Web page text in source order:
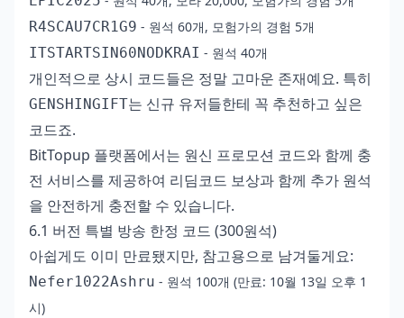
R4SCAU7CR1G9 - 원석 60개, 모험가의 경험 5개
ITSTARTSIN60NODKRAI - 원석 40개
개인적으로 상시 코드들은 정말 고마운 존재예요. 특히
GENSHINGIFT는 신규 유저들한테 꼭 추천하고 싶은
코드죠.
BitTopup 플랫폼에서는 원신 프로모션 코드와 함께 충
전 서비스를 제공하여 리딤코드 보상과 함께 추가 원석
을 안전하게 충전할 수 있습니다.
6.1 버전 특별 방송 한정 코드 (300원석)
아쉽게도 이미 만료됐지만, 참고용으로 남겨둘게요:
Nefer1022Ashru - 원석 100개 (만료: 10월 13일 오후 1
시)